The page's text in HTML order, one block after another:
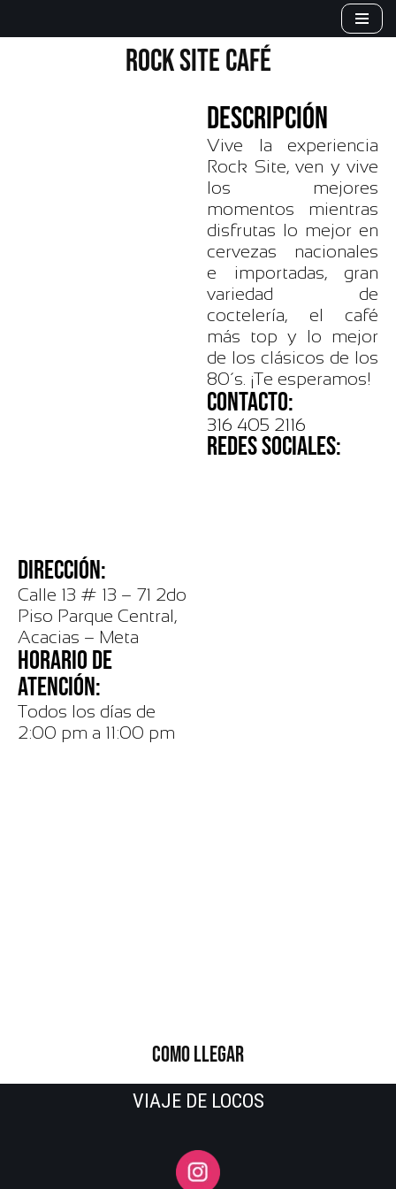
ROCK SITE CAFÉ
DESCRIPCIÓN
Vive la experiencia
Rock Site, ven y vive
los mejores
momentos mientras
disfrutas lo mejor en
cervezas nacionales
e importadas, gran
variedad de
coctelería, el café
más top y lo mejor
de los clásicos de los
80´s. ¡Te esperamos!
CONTACTO:
316 405 2116
REDES SOCIALES:
DIRECCIÓN:
Calle 13 # 13 – 71 2do
Piso Parque Central,
Acacias – Meta
HORARIO DE
ATENCIÓN:
Todos los días de
2:00 pm a 11:00 pm
COMO LLEGAR
VIAJE DE LOCOS